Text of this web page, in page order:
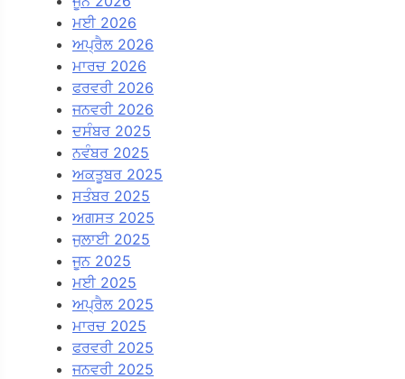
ਮਈ 2026
ਅਪ੍ਰੈਲ 2026
ਮਾਰਚ 2026
ਫਰਵਰੀ 2026
ਜਨਵਰੀ 2026
ਦਸੰਬਰ 2025
ਨਵੰਬਰ 2025
ਅਕਤੂਬਰ 2025
ਸਤੰਬਰ 2025
ਅਗਸਤ 2025
ਜੁਲਾਈ 2025
ਜੂਨ 2025
ਮਈ 2025
ਅਪ੍ਰੈਲ 2025
ਮਾਰਚ 2025
ਫਰਵਰੀ 2025
ਜਨਵਰੀ 2025